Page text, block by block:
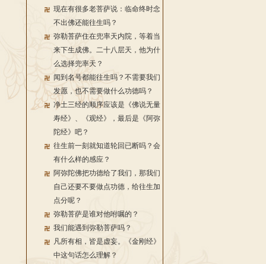
现在有很多老菩萨说：临命终时念
不出佛还能往生吗？
弥勒菩萨住在兜率天内院，等着当
来下生成佛。二十八层天，他为什
么选择兜率天？
闻到名号都能往生吗？不需要我们
发愿，也不需要做什么功德吗？
净土三经的顺序应该是《佛说无量
寿经》、《观经》，最后是《阿弥
陀经》吧？
往生前一刻就知道轮回已断吗？会
有什么样的感应？
阿弥陀佛把功德给了我们，那我们
自己还要不要做点功德，给往生加
点分呢？
弥勒菩萨是谁对他咐嘱的？
我们能遇到弥勒菩萨吗？
凡所有相，皆是虚妄。《金刚经》
中这句话怎么理解？